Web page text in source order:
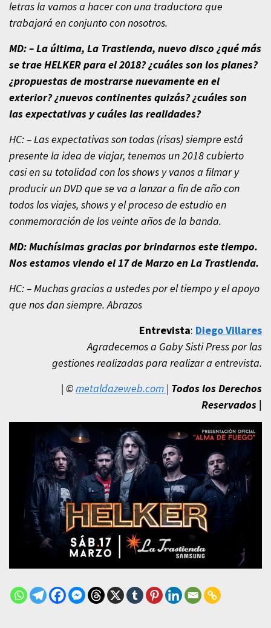
letras la vamos a hacer con una traductora que
trabajará en conjunto con nosotros.
MD: – La última, La Trastienda, nuevo disco ¿qué más
se trae HELKER para el 2018? ¿cuáles son los planes?
¿propuestas de mostrarse nuevamente en el
exterior? ¿nuevos continentes quizás? ¿cuáles son
las expectativas y cuáles las realidades?
HC: – Las expectativas son todas (risas) siempre está
presente la idea de viajar, tenemos un 2018 cubierto
casi en su totalidad con los shows y vanos a filmar y
producir un DVD que se va a lanzar a fin de año con
todos los viajes, shows y el proceso de estudio en
conmemoración de los veinte años de la banda.
MD: Muchísimas gracias por brindarnos este tiempo.
Nos estamos viendo el 17 de Marzo en La Trastienda.
HC: – Muchas gracias a ustedes por el tiempo y el apoyo
que nos dan siempre. Abrazos
Entrevista: Diego Villares
Agradecemos a Gaby Sisti Press por las
gestiones realizadas para realizar a entrevista.
| ©metaldazeweb.com | Todos los Derechos
Reservados |